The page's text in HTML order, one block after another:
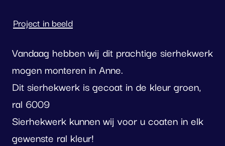
Project in beeld
Vandaag hebben wij dit prachtige sierhekwerk
mogen monteren in Anne.
Dit sierhekwerk is gecoat in de kleur groen,
ral 6009
Sierhekwerk kunnen wij voor u coaten in elk
gewenste ral kleur!